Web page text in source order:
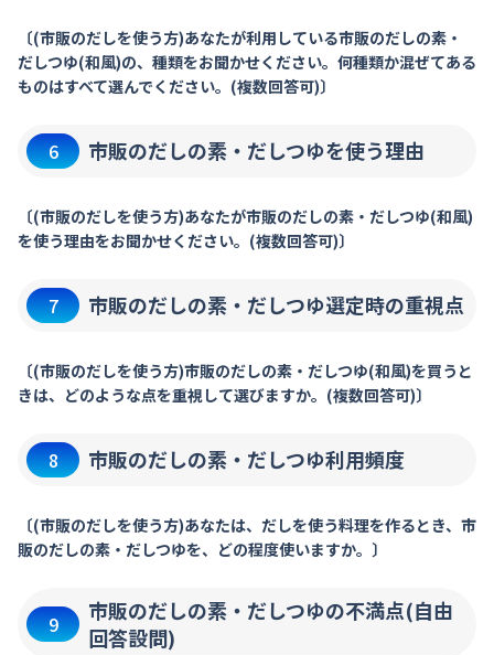
〔(市販のだしを使う方)あなたが利用している市販のだしの素・
だしつゆ(和風)の、種類をお聞かせください。何種類か混ぜてある
ものはすべて選んでください。(複数回答可)〕
6 市販のだしの素・だしつゆを使う理由
〔(市販のだしを使う方)あなたが市販のだしの素・だしつゆ(和風)
を使う理由をお聞かせください。(複数回答可)〕
7 市販のだしの素・だしつゆ選定時の重視点
〔(市販のだしを使う方)市販のだしの素・だしつゆ(和風)を買うと
きは、どのような点を重視して選びますか。(複数回答可)〕
8 市販のだしの素・だしつゆ利用頻度
〔(市販のだしを使う方)あなたは、だしを使う料理を作るとき、市
販のだしの素・だしつゆを、どの程度使いますか。〕
9
市販のだしの素・だしつゆの不満点(自由
回答設問)